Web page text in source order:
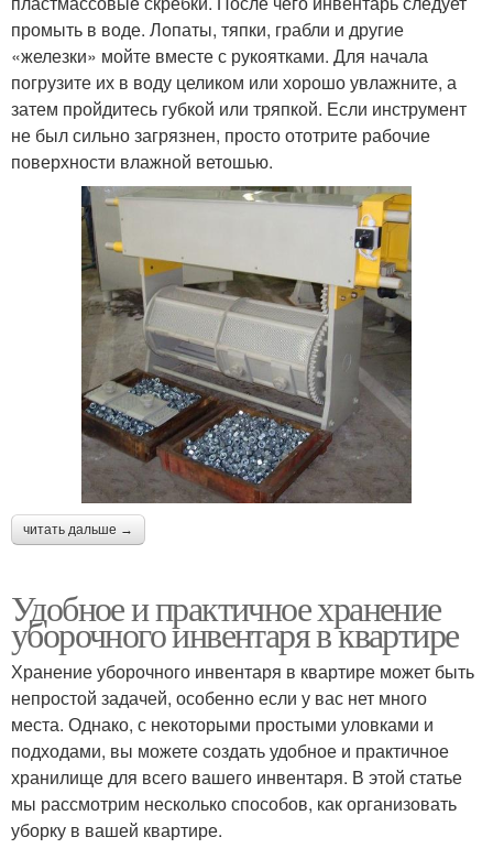
промыть в воде. Лопаты, тяпки, грабли и другие
«железки» мойте вместе с рукоятками. Для начала
погрузите их в воду целиком или хорошо увлажните, а
затем пройдитесь губкой или тряпкой. Если инструмент
не был сильно загрязнен, просто ототрите рабочие
поверхности влажной ветошью.
читать дальше →
Удобное и практичное хранение
уборочного инвентаря в квартире
Хранение уборочного инвентаря в квартире может быть
непростой задачей, особенно если у вас нет много
места. Однако, с некоторыми простыми уловками и
подходами, вы можете создать удобное и практичное
хранилище для всего вашего инвентаря. В этой статье
мы рассмотрим несколько способов, как организовать
уборку в вашей квартире.